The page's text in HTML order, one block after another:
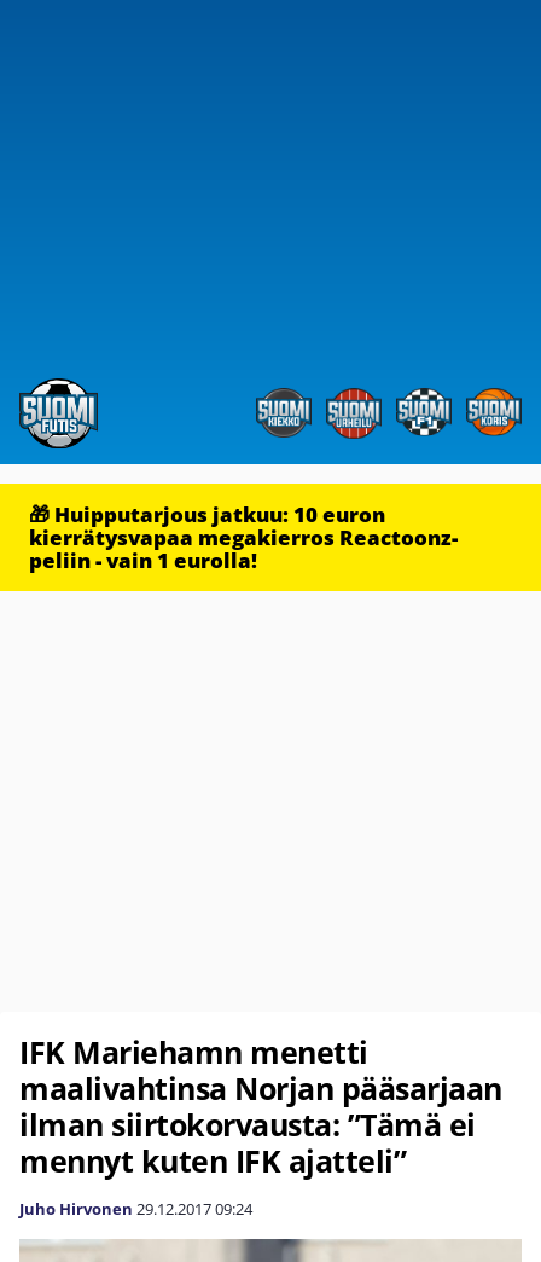
🎁 Huipputarjous jatkuu: 10 euron
kierrätysvapaa megakierros Reactoonz-
peliin - vain 1 eurolla!
IFK Mariehamn menetti
maalivahtinsa Norjan pääsarjaan
ilman siirtokorvausta: ”Tämä ei
mennyt kuten IFK ajatteli”
Juho Hirvonen 29.12.201709:24